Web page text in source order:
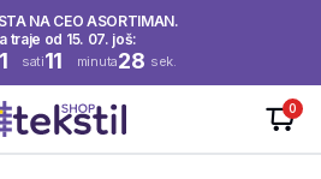
NA CEO ASORTIMAN.
traje od 15. 07. još:
sati11 minuta28 sek.
0